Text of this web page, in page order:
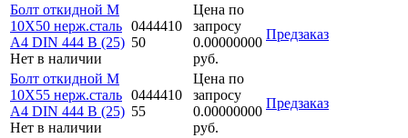
Болт откидной M
10Х50 нерж.сталь
A4 DIN 444 B (25)
Нет в наличии
0444410
50
Цена по
запросу
0.00000000
руб.
Предзаказ
Болт откидной M
10Х55 нерж.сталь
A4 DIN 444 B (25)
Нет в наличии
0444410
55
Цена по
запросу
0.00000000
руб.
Предзаказ